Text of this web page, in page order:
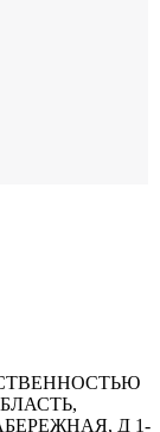
Д 1-